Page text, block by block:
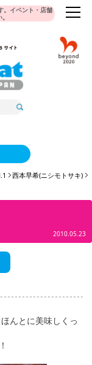
。イベント・店舗
西本早希(ニシモトサキ)
2010.05.23
んとに美味しくっ